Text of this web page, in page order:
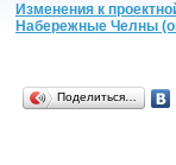
Изменения к
Набережные Челны
Поделиться…